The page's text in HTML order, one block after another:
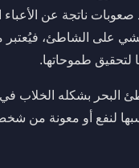
ناتجة عن الأعباء
على الشاطئ،
لتحقيق طموحاتها.
البحر بشكله الخلاب في
لنفع أو معونة من